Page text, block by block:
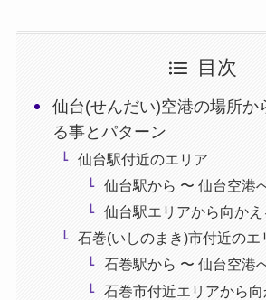
目次
仙台(せんだい)空港の場所か
る事とパターン
仙台駅付近のエリア
仙台駅から 〜 仙台空港
仙台駅エリアから向かえ
石巻(いしのまき)市付近のエ
石巻駅から 〜 仙台空港
石巻市付近エリアから